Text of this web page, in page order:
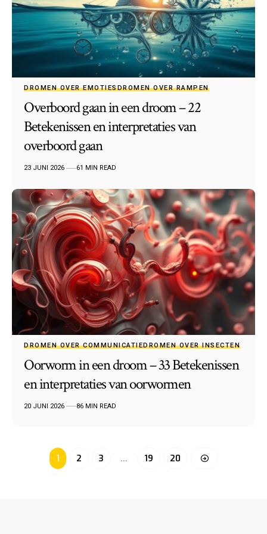
DROMEN OVER EMOTIESDROMEN OVER RAMPEN
Overboord gaan in een droom – 22
Betekenissen en interpretaties van
overboord gaan
23 JUNI 2026 61 MIN READ
DROMEN OVER COMMUNICATIEDROMEN OVER INSECTEN
Oorworm in een droom – 33 Betekenissen
en interpretaties van oorwormen
20 JUNI 2026 86 MIN READ
1 2 3 … 19 20